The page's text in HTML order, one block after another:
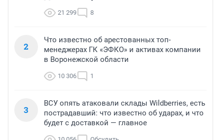
21 299 8
2
Что известно об арестованных топ-
менеджерах ГК «ЭФКО» и активах компании
в Воронежской области
10 306 1
3
ВСУ опять атаковали склады Wildberries, есть
пострадавший: что известно об ударах, и что
будет с доставкой — главное